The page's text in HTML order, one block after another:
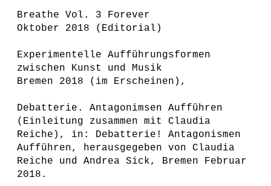
Breathe Vol. 3 Forever
Oktober 2018 (Editorial)
Experimentelle Aufführungsformen
zwischen Kunst und Musik
Bremen 2018 (im Erscheinen),
Debatterie. Antagonimsen Aufführen
(Einleitung zusammen mit Claudia
Reiche), in: Debatterie! Antagonismen
Aufführen, herausgegeben von Claudia
Reiche und Andrea Sick, Bremen Februar
2018.